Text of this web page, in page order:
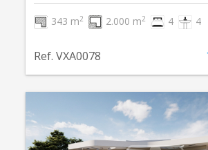
343 m2 2.000 m2 4 4
Ref. VXA0078